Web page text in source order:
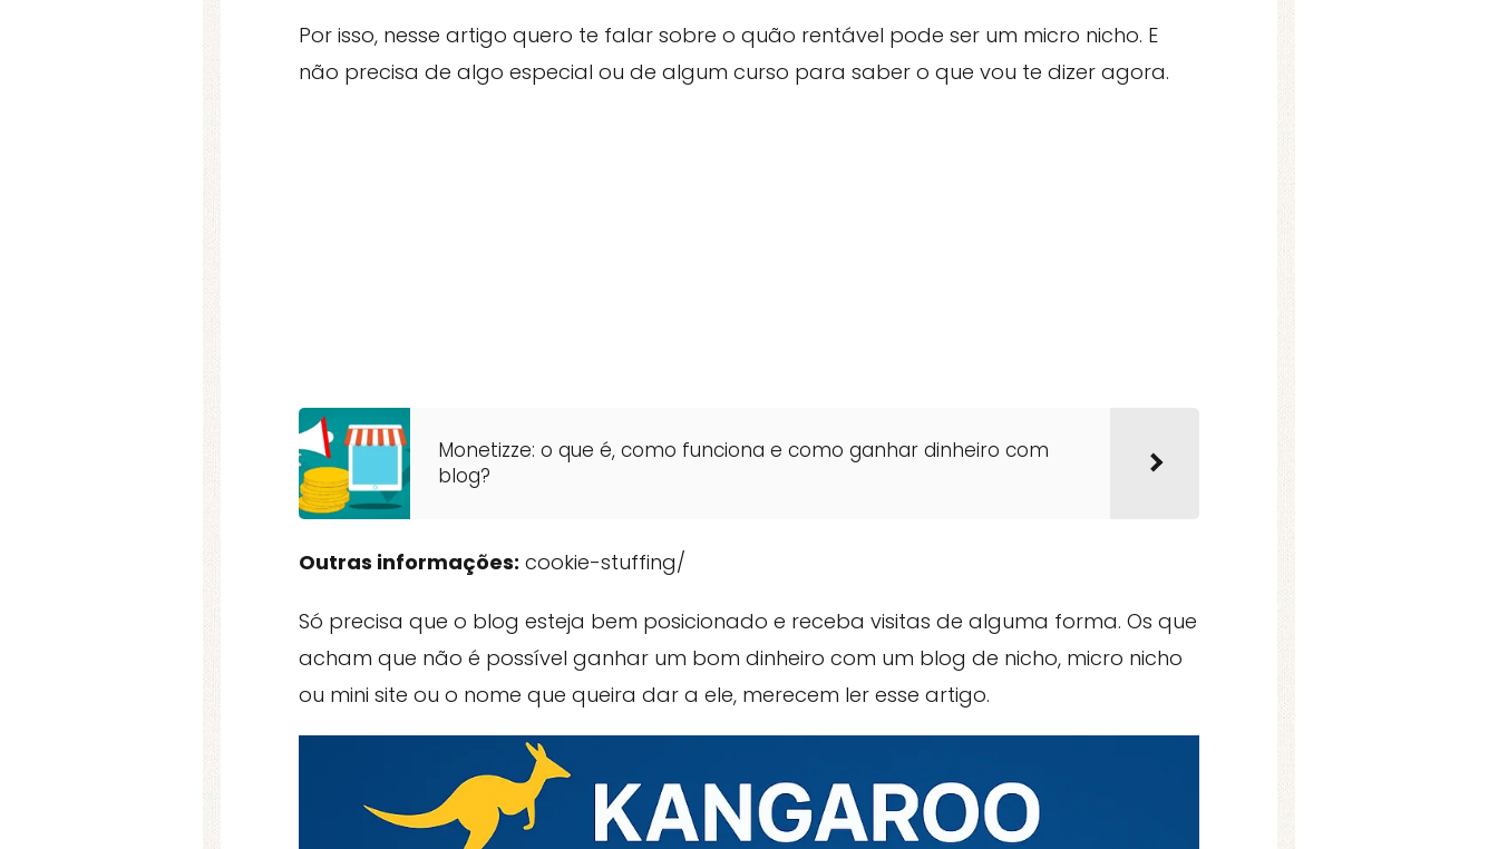
Por isso, nesse artigo quero te falar sobre o quão rentável pode ser um micro nicho. E
não precisa de algo especial ou de algum curso para saber o que vou te dizer agora.
Monetizze: o que é, como funciona e como ganhar dinheiro com
blog?
Outras informações: cookie-stuffing/
Só precisa que o blog esteja bem posicionado e receba visitas de alguma forma. Os que
acham que não é possível ganhar um bom dinheiro com um blog de nicho, micro nicho
ou mini site ou o nome que queira dar a ele, merecem ler esse artigo.